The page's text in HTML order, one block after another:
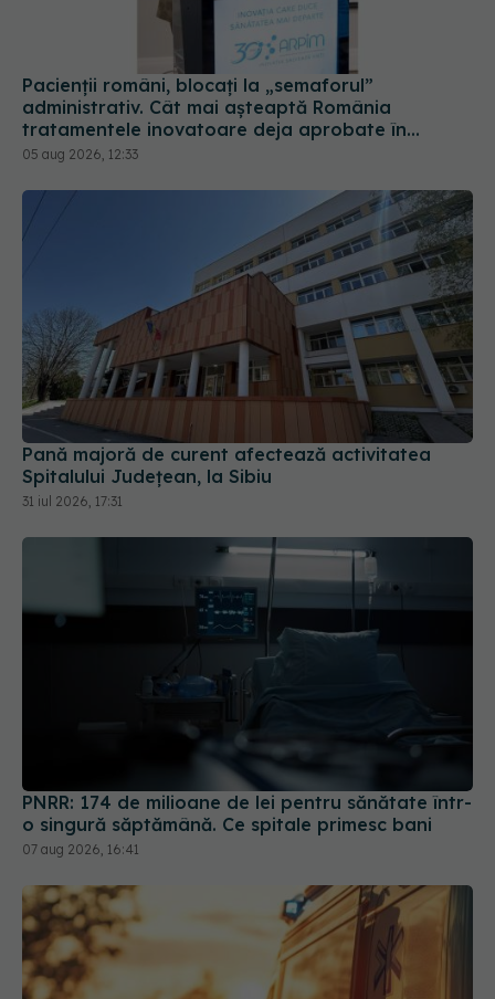
Pacienții români, blocați la „semaforul”
administrativ. Cât mai așteaptă România
tratamentele inovatoare deja aprobate în
Europa
05 aug 2026, 12:33
Pană majoră de curent afectează activitatea
Spitalului Județean, la Sibiu
31 iul 2026, 17:31
PNRR: 174 de milioane de lei pentru sănătate într-
o singură săptămână. Ce spitale primesc bani
07 aug 2026, 16:41